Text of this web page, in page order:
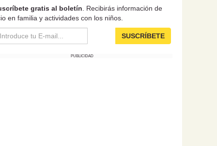
gratis al boletín . Recibirás información de
en familia y actividades con los niños.
SUSCRÍBETE
PUBLICIDAD